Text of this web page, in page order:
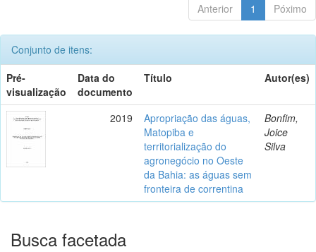
Anterior 1 Póximo
Conjunto de itens:
Pré-
visualização
Data do
documento
Título Autor(es)
2019
Apropriação das águas,
Matopiba e
territorialização do
agronegócio no Oeste
da Bahia: as águas sem
fronteira de correntina
Bonfim,
Joice
Silva
Busca facetada